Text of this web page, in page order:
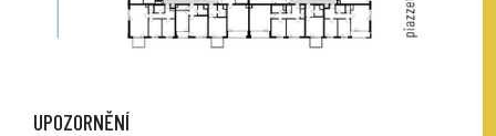
UPOZORNĚNÍ